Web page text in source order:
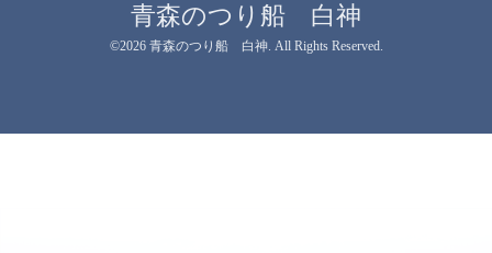
青森のつり船 白神
©2026 青森のつり船 白神. All Rights Reserved.